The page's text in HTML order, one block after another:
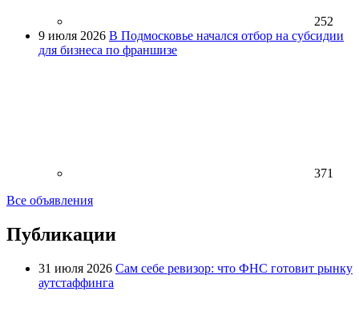
252
9 июля 2026 В Подмосковье начался отбор на субсидии
для бизнеса по франшизе
371
Все объявления
Публикации
31 июля 2026 Сам себе ревизор: что ФНС готовит рынку
аутстаффинга